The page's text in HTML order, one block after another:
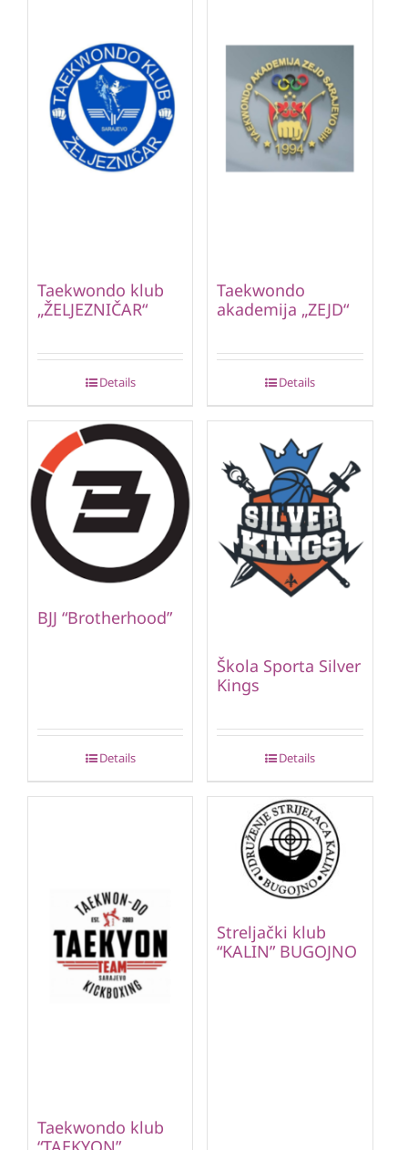
Taekwondo klub
„ŽELJEZNIČAR“
Details
Taekwondo
akademija „ZEJD“
Details
BJJ “Brotherhood”
Details
Škola Sporta Silver
Kings
Details
Taekwondo klub
Streljački klub
“KALIN” BUGOJNO